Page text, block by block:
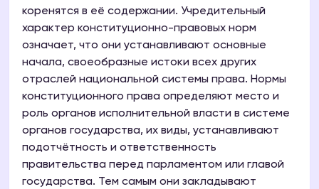
коренятся в её содержании. Учредительный
характер конституционно-правовых норм
означает, что они устанавливают основные
начала, своеобразные истоки всех других
отраслей национальной системы права. Нормы
конституционного права определяют место и
роль органов исполнительной власти в системе
органов государства, их виды, устанавливают
подотчётность и ответственность
правительства перед парламентом или главой
государства. Тем самым они закладывают